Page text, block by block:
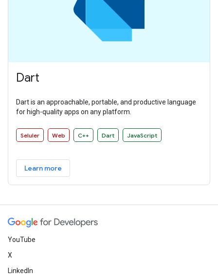
Dart
Dart is an approachable, portable, and productive language
for high-quality apps on any platform.
Seluler Web C++ Dart JavaScript
Learn more
YouTube
X
LinkedIn